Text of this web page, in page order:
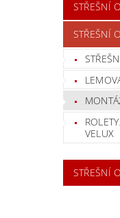
STŘEŠNÍ
STŘEŠNÍ
VELUX
STŘEŠNÍ